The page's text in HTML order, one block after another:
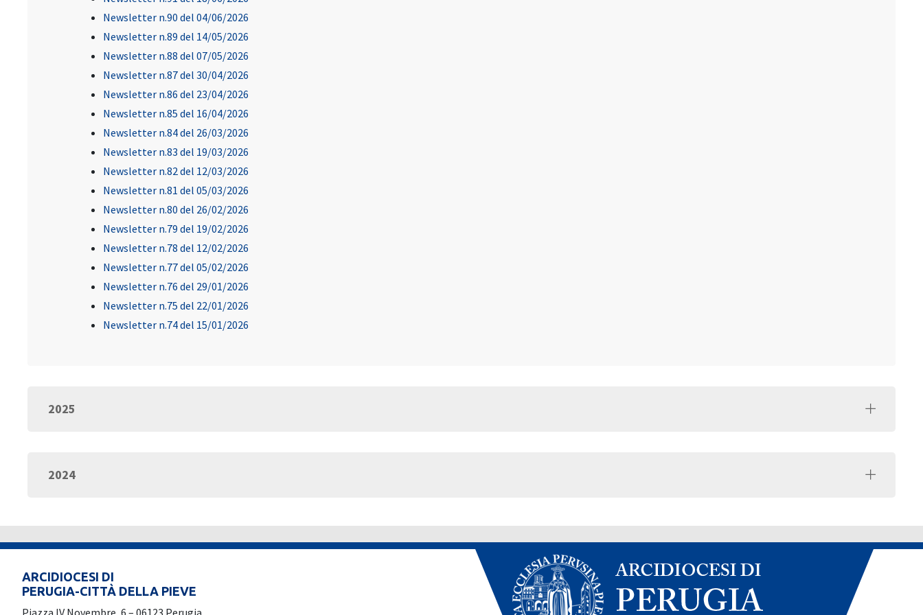
Newsletter n.90 del 04/06/2026
Newsletter n.89 del 14/05/2026
Newsletter n.88 del 07/05/2026
Newsletter n.87 del 30/04/2026
Newsletter n.86 del 23/04/2026
Newsletter n.85 del 16/04/2026
Newsletter n.84 del 26/03/2026
Newsletter n.83 del 19/03/2026
Newsletter n.82 del 12/03/2026
Newsletter n.81 del 05/03/2026
Newsletter n.80 del 26/02/2026
Newsletter n.79 del 19/02/2026
Newsletter n.78 del 12/02/2026
Newsletter n.77 del 05/02/2026
Newsletter n.76 del 29/01/2026
Newsletter n.75 del 22/01/2026
Newsletter n.74 del 15/01/2026
2025
2024
ARCIDIOCESI DI
PERUGIA-CITTÀ DELLA PIEVE
Piazza IV Novembre, 6 – 06123 Perugia